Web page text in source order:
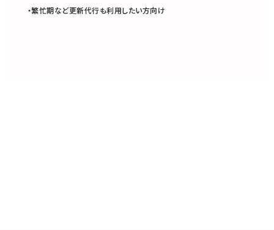
・繁忙期など更新代行も利用したい方向け